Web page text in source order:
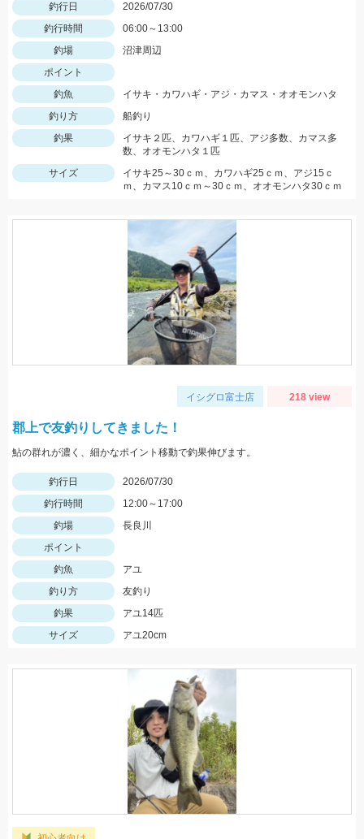
釣行日
2026/07/30
釣行時間
06:00～13:00
釣場
沼津周辺
ポイント
釣魚
イサキ・カワハギ・アジ・カマス・オオモンハタ
釣り方
船釣り
釣果
イサキ２匹、カワハギ１匹、アジ多数、カマス多
数、オオモンハタ１匹
サイズ
イサキ25～30ｃｍ、カワハギ25ｃｍ、アジ15ｃ
ｍ、カマス10ｃｍ～30ｃｍ、オオモンハタ30ｃｍ
イシグロ富士店 218 view
郡上で友釣りしてきました！
鮎の群れが濃く、細かなポイント移動で釣果伸びます。
釣行日
2026/07/30
釣行時間
12:00～17:00
釣場
長良川
ポイント
釣魚
アユ
釣り方
友釣り
釣果
アユ14匹
サイズ
アユ20cm